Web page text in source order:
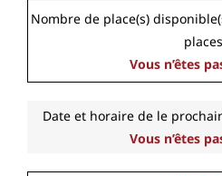
Nombre de place(s)
places
Vous n’êtes
Date et horaire de le
Vous n’êtes